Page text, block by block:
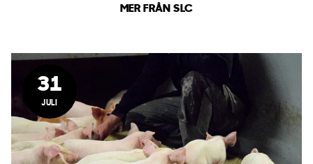
MER FRÅN SLC
31
JULI